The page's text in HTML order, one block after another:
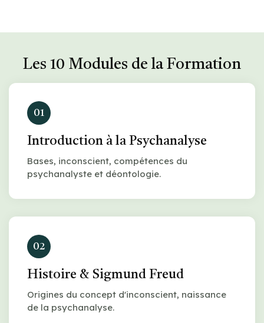
Les 10 Modules de la Formation
01
Introduction à la Psychanalyse
Bases, inconscient, compétences du
psychanalyste et déontologie.
02
Histoire & Sigmund Freud
Origines du concept d'inconscient, naissance
de la psychanalyse.